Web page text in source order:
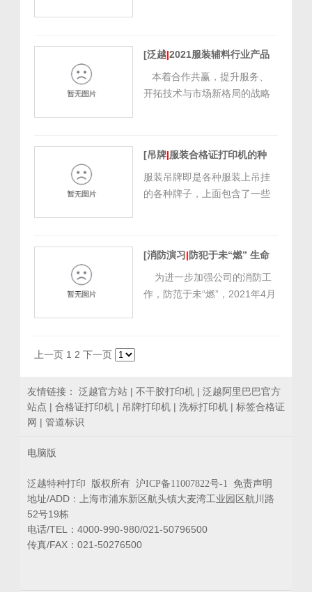
于树脂碳带的一种，材质更为
优异的增强型。 泛越水洗碳带
采用高品质碳黑，字迹保存时
[泛越|2021服装辅料行业产品
交流会(上海站)]
2021/6/15
17:17:30 ]
本着合作共赢，提升服务、
开拓技术与市场新格局的战略
装辅料行业产品交流会（上海
站）于6月3日在上海亚朵酒店
举行，来自上海及周边的众多
[吊牌|服装合格证打印机的种
类，怎么选择？][ 2021/5/11
9:53:55]
服装吊牌即是各种服装上吊挂
的各种牌子，上面包含了一些
艺、形状上分为各种款式。服
装吊牌的美观度从某种程度上
也可以吸引消费者，给人带来
[消防演习|防犯于未“燃” 生命
没有演练][2021/4/14 9:45:11
为进一步加强公司的消防工
作，防范于未“燃”，2021年4月
立...
上一页 1 2 下一页
友情链接： 泛越官方站 | 不干胶打印机 | 泛越阿里巴巴官方
站点 | 合格证打印机 | 吊牌打印机 | 洗标打印机 | 标签合格证
网 | 管道标识
电脑版
泛越特种打印 版权所有 沪ICP备11007822号-1
免责声明
地址/ADD：上海市浦东新区航头镇大麦湾工业园区航川路
52号19栋
电话/TEL：4000-990-980/021-50796500
传真/FAX：021-50276500